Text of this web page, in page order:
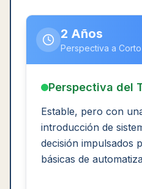
2 Años
Perspectiva a
Perspectiva del
Estable, pero con
introducción de
decisión impulsados
básicas de